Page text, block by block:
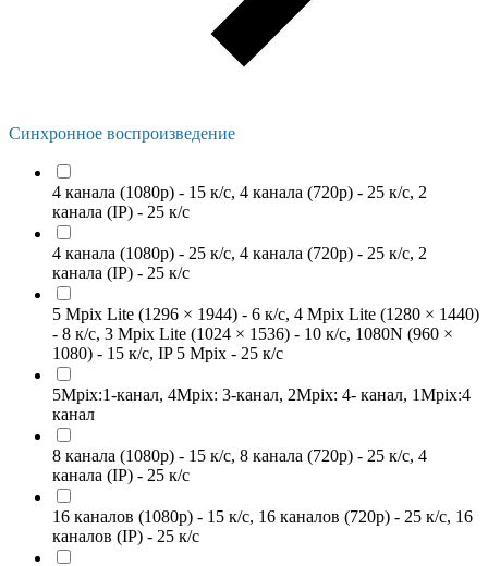
Синхронное воспроизведение
4 канала (1080p) - 15 к/с, 4 канала (720p) - 25 к/с, 2
канала (IP) - 25 к/с
4 канала (1080p) - 25 к/с, 4 канала (720p) - 25 к/с, 2
канала (IP) - 25 к/с
5 Mpix Lite (1296 × 1944) - 6 к/с, 4 Mpix Lite (1280 × 1440)
- 8 к/с, 3 Mpix Lite (1024 × 1536) - 10 к/с, 1080N (960 ×
1080) - 15 к/с, IP 5 Mpix - 25 к/с
5Mpix:1-канал, 4Mpix: 3-канал, 2Mpix: 4- канал, 1Mpix:4
канал
8 канала (1080p) - 15 к/с, 8 канала (720p) - 25 к/с, 4
канала (IP) - 25 к/с
16 каналов (1080p) - 15 к/с, 16 каналов (720p) - 25 к/с, 16
каналов (IP) - 25 к/с